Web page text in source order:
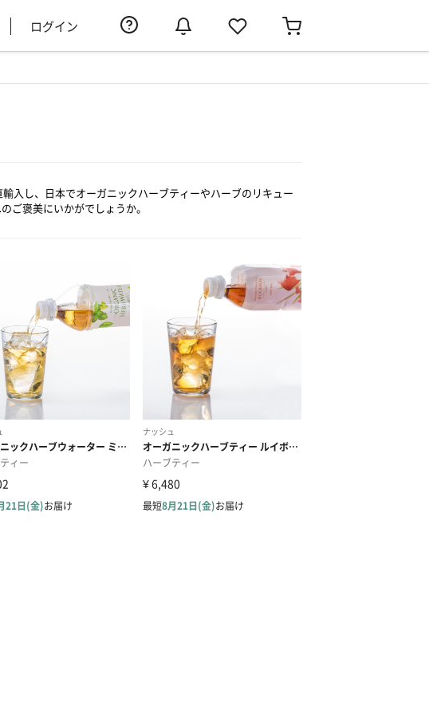
ログイン
入し、日本でオーガニックハーブティーやハーブのリキュー
ご褒美にいかがでしょうか。